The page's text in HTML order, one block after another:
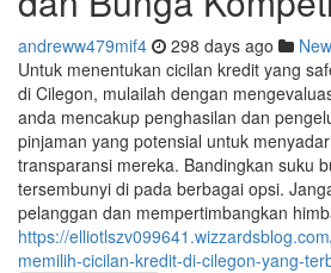
andreww479mif4 298 days ago
Untuk menentukan cicilan kredit yang
di Cilegon, mulailah dengan
anda mencakup penghasilan dan
pinjaman yang potensial untuk
transparansi mereka. Bandingkan suku
tersembunyi di pada berbagai opsi.
pelanggan dan mempertimbangkan
https://
memilih-cicilan-kredit-di-cilegon-yang-